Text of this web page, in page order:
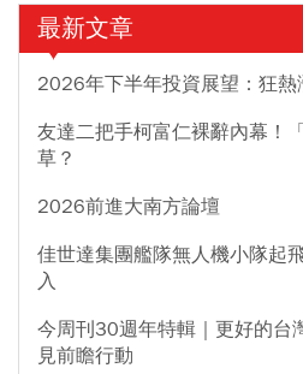
最新文章
2026年下半年投資展望：狂熱
友達二把手柯富仁裸辭內幕！
草？
2026前進大南方論壇
佳世達集團艦隊無人機小隊起
入
今周刊30週年特輯｜更好的台
見前瞻行動